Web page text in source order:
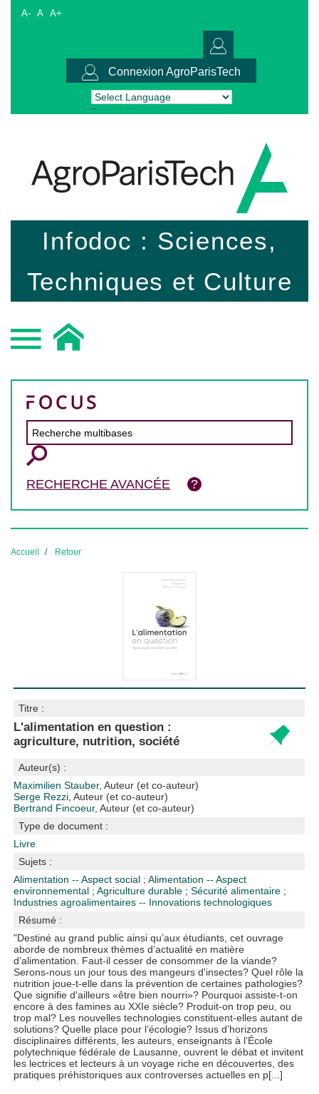
A- A A+
Connexion AgroParisTech
Powered by Translate
Infodoc : Sciences,
Techniques et Culture
RECHERCHE AVANCÉE
Accueil Retour
Titre :
L'alimentation en question :
agriculture, nutrition, société
Auteur(s) :
Maximilien Stauber, Auteur (et co-auteur)
Serge Rezzi , Auteur (et co-auteur)
Bertrand Fincoeur, Auteur (et co-auteur)
Type de document :
Livre
Sujets :
Alimentation -- Aspect social ;Alimentation -- Aspect
environnemental ;Agriculture durable ;Sécurité alimentaire ;
Industries agroalimentaires -- Innovations technologiques
Résumé :
"Destiné au grand public ainsi qu’aux étudiants, cet ouvrage
aborde de nombreux thèmes d’actualité en matière
d’alimentation. Faut-il cesser de consommer de la viande?
Serons-nous un jour tous des mangeurs d'insectes? Quel rôle la
nutrition joue-t-elle dans la prévention de certaines pathologies?
Que signifie d'ailleurs «être bien nourri»? Pourquoi assiste-t-on
encore à des famines au XXIe siècle? Produit-on trop peu, ou
trop mal? Les nouvelles technologies constituent-elles autant de
solutions? Quelle place pour l’écologie? Issus d’horizons
disciplinaires différents, les auteurs, enseignants à l’École
polytechnique fédérale de Lausanne, ouvrent le débat et invitent
les lectrices et lecteurs à un voyage riche en découvertes, des
pratiques préhistoriques aux controverses actuelles en p[...]